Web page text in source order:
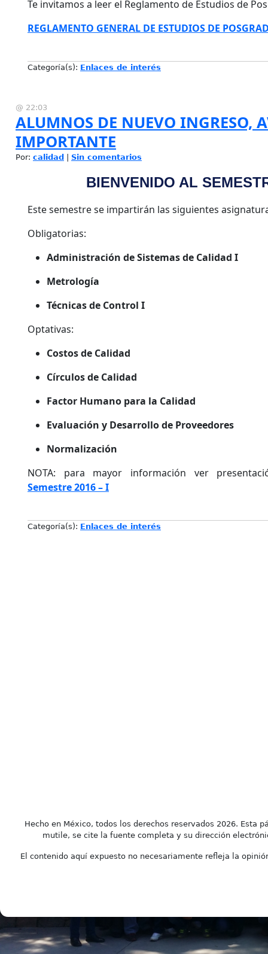
Te invitamos a leer el Reglamento de Estudios de
REGLAMENTO GENERAL DE ESTUDIOS DE
Categoría(s): Enlaces de interés
@ 22:03
ALUMNOS DE NUEVO INGRESO,
IMPORTANTE
Por: calidad | Sin comentarios
BIENVENIDO AL
Este semestre se impartirán las siguientes
Obligatorias:
Administración de Sistemas de Calidad I
Metrología
Técnicas de Control I
Optativas:
Costos de Calidad
Círculos de Calidad
Factor Humano para la Calidad
Evaluación y Desarrollo de Proveedores
Normalización
NOTA: para mayor información ver
Semestre 2016 – I
Categoría(s): Enlaces de interés
Hecho en México, todos los derechos reservados 2026. Esta
mutile, se cite la fuente completa y su dirección
El contenido aquí expuesto no necesariamente refleja la